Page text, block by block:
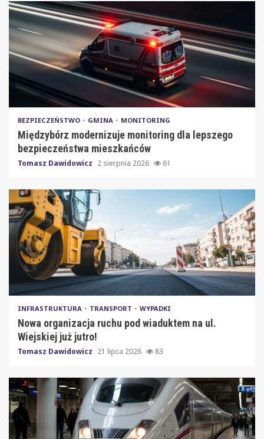
BEZPIECZEŃSTWO GMINA MONITORING
Międzybórz modernizuje monitoring dla lepszego
bezpieczeństwa mieszkańców
Tomasz Dawidowicz 2 sierpnia 2026 61
INFRASTRUKTURA TRANSPORT WYPADKI
Nowa organizacja ruchu pod wiaduktem na ul.
Wiejskiej już jutro!
Tomasz Dawidowicz 21 lipca 2026 83